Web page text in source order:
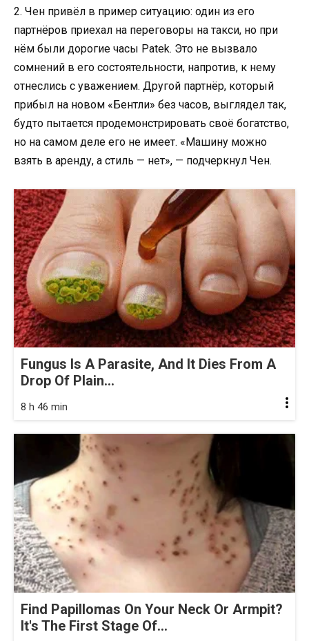
2. Чен привёл в пример ситуацию: один из его
партнёров приехал на переговоры на такси, но при
нём были дорогие часы Patek. Это не вызвало
сомнений в его состоятельности, напротив, к нему
отнеслись с уважением. Другой партнёр, который
прибыл на новом «Бентли» без часов, выглядел так,
будто пытается продемонстрировать своё богатство,
но на самом деле его не имеет. «Машину можно
взять в аренду, а стиль — нет», — подчеркнул Чен.
Fungus Is A Parasite, And It Dies From A
Drop Of Plain...
8 h 46 min
Find Papillomas On Your Neck Or Armpit?
It's The First Stage Of...